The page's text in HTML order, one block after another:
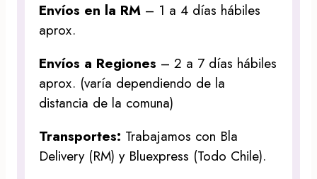
Envíos en la RM – 1 a 4 días hábiles
aprox.
Envíos a Regiones – 2 a 7 días hábiles
aprox. (varía dependiendo de la
distancia de la comuna)
Transportes: Trabajamos con Bla
Delivery (RM) y Bluexpress (Todo Chile).